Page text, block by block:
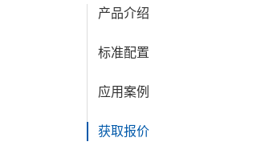
产品介绍
标准配置
应用案例
获取报价